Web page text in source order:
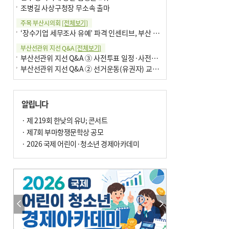
조병길 사상구청장 무소속 출마
주목 부산시의회 [전체보기]
‘장수기업 세무조사 유예’ 파격 인센티브, 부산 유출 막을까
부산선관위 지선 Q&A[전체보기]
부산선관위 지선 Q&A ③ 사전투표 일정·사전투표함 보관
부산선관위 지선 Q&A ② 선거운동(유권자) 교육감투표용지
알립니다
· 제 219회 한낮의 유U; 콘서트
· 제7회 부마항쟁문학상 공모
· 2026 국제 어린이·청소년 경제아카데미